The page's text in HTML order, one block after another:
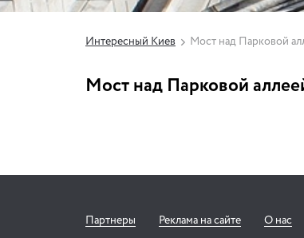
Интересный Киев Мост над Парковой
Мост над Парковой
Партнеры Реклама на сайте О нас